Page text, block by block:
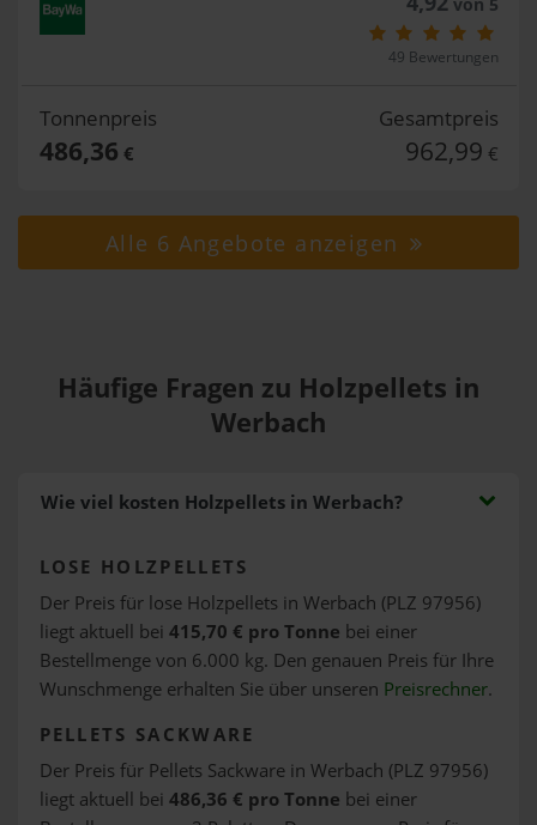
49 Bewertungen
Tonnenpreis
486,36 €
Gesamtpreis
962,99 €
Alle 6 Angebote anzeigen
Häufige Fragen zu Holzpellets in
Werbach
Wie viel kosten Holzpellets in Werbach?
LOSE HOLZPELLETS
Der Preis für lose Holzpellets in Werbach (PLZ 97956)
liegt aktuell bei 415,70 € pro Tonne bei einer
Bestellmenge von 6.000 kg. Den genauen Preis für Ihre
Wunschmenge erhalten Sie über unseren Preisrechner.
PELLETS SACKWARE
Der Preis für Pellets Sackware in Werbach (PLZ 97956)
liegt aktuell bei 486,36 € pro Tonne bei einer